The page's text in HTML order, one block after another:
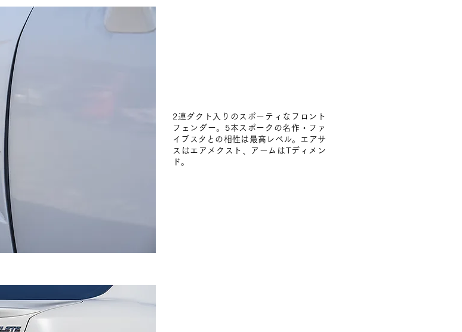
2連ダクト入りのスポーティなフロント
フェンダー。5本スポークの名作・ファ
イブスタとの相性は最高レベル。エアサ
スはエアメクスト、アームはTディメン
ド。